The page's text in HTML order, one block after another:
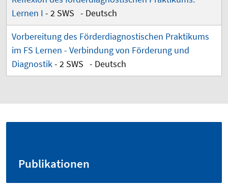
Lernen I - 2 SWS - Deutsch
Vorbereitung des Förderdiagnostischen Praktikums
im FS Lernen - Verbindung von Förderung und
Diagnostik- 2 SWS - Deutsch
Publikationen